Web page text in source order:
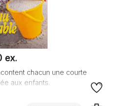
ex.
chacun une courte
aux enfants.